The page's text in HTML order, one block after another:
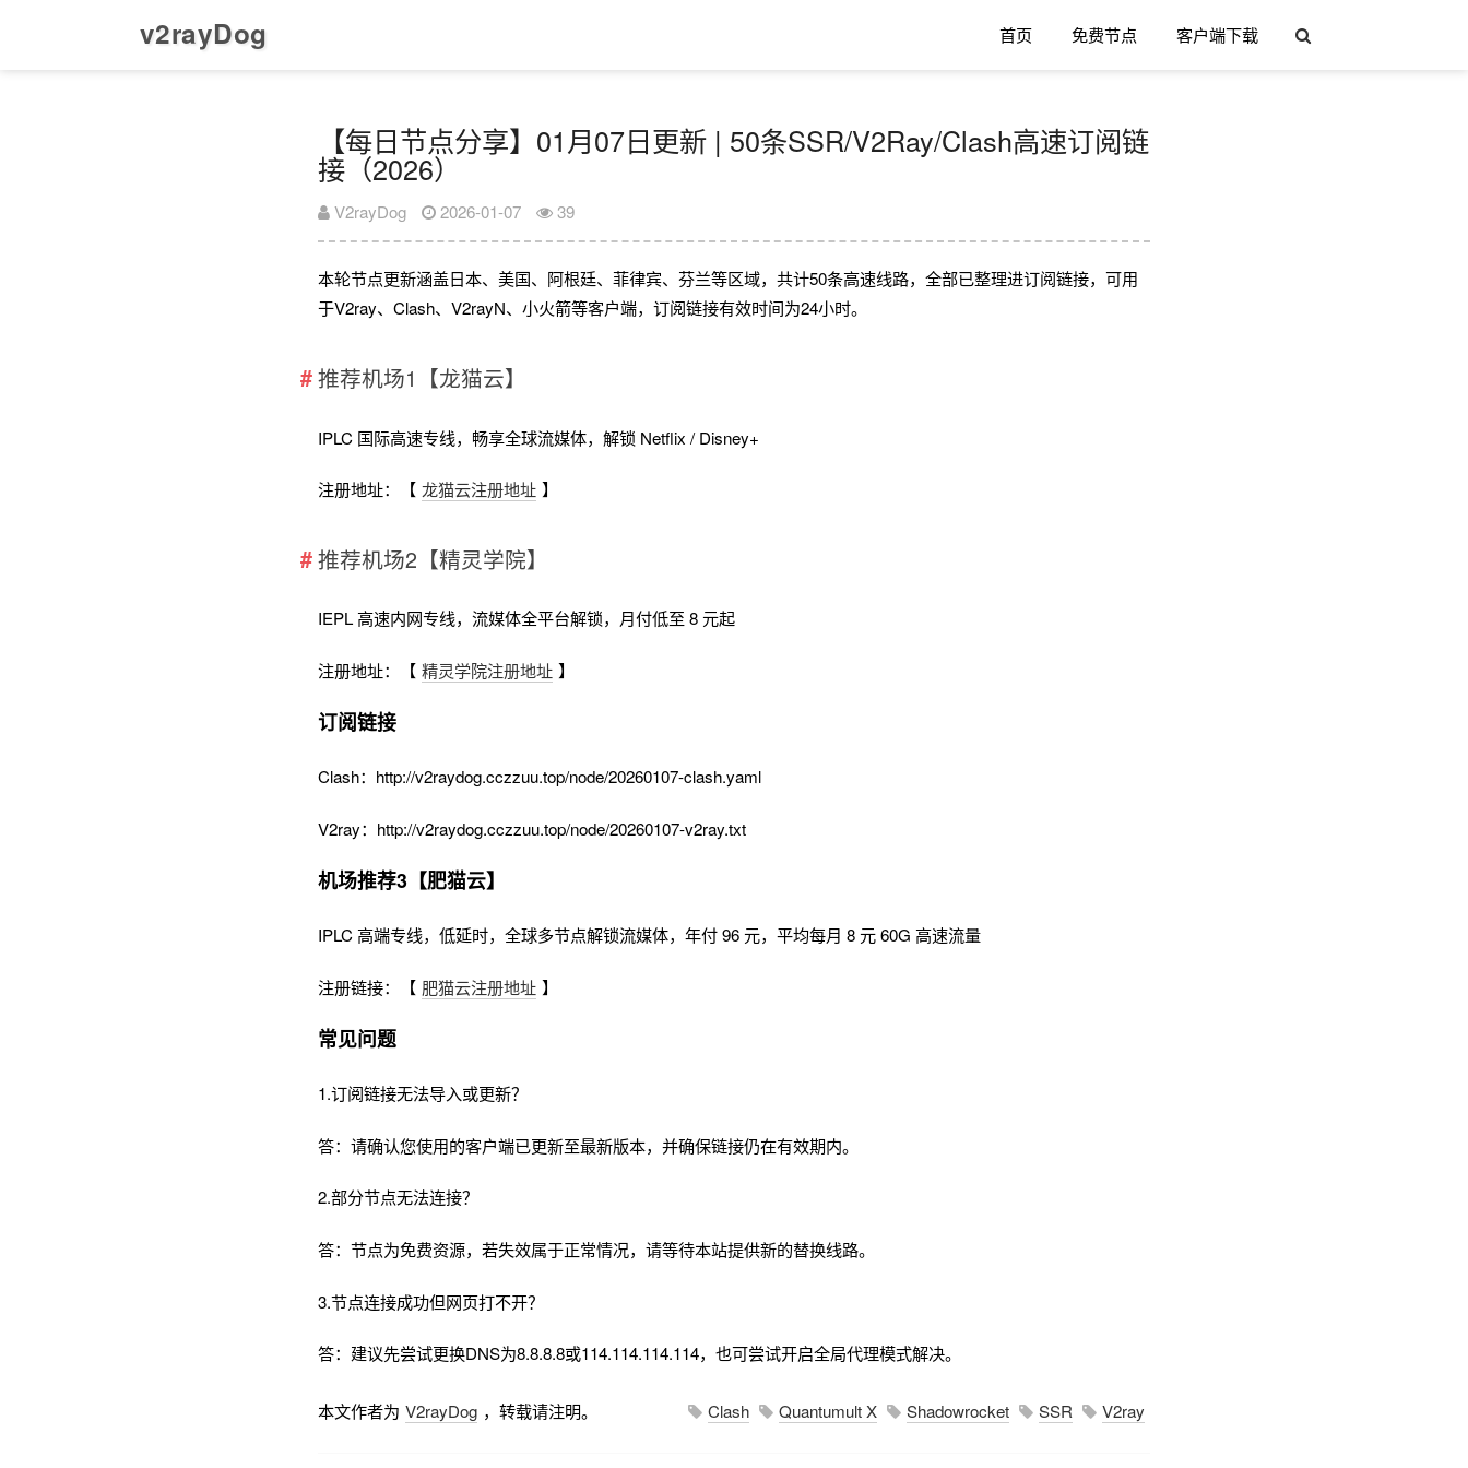
v2rayDog 首页 免费节点 客户端下载
【每日节点分享】01月07日更新 | 50条SSR/V2Ray/Clash高速订阅链
接（2026）
V2rayDog 2026-01-07 39
本轮节点更新涵盖日本、美国、阿根廷、菲律宾、芬兰等区域，共计50条高速线路，全部已整理进订阅链接，可用
于V2ray、Clash、V2rayN、小火箭等客户端，订阅链接有效时间为24小时。
推荐机场1【龙猫云】
IPLC 国际高速专线，畅享全球流媒体，解锁 Netflix / Disney+
注册地址：【 龙猫云注册地址 】
推荐机场2【精灵学院】
IEPL 高速内网专线，流媒体全平台解锁，月付低至 8 元起
注册地址：【 精灵学院注册地址 】
订阅链接
Clash：http://v2raydog.cczzuu.top/node/20260107-clash.yaml
V2ray：http://v2raydog.cczzuu.top/node/20260107-v2ray.txt
机场推荐3【肥猫云】
IPLC 高端专线，低延时，全球多节点解锁流媒体，年付 96 元，平均每月 8 元 60G 高速流量
注册链接：【 肥猫云注册地址 】
常见问题
1.订阅链接无法导入或更新？
答：请确认您使用的客户端已更新至最新版本，并确保链接仍在有效期内。
2.部分节点无法连接？
答：节点为免费资源，若失效属于正常情况，请等待本站提供新的替换线路。
3.节点连接成功但网页打不开？
答：建议先尝试更换DNS为8.8.8.8或114.114.114.114，也可尝试开启全局代理模式解决。
本文作者为 V2rayDog ，转载请注明。 Clash Quantumult X Shadowrocket SSR V2ray